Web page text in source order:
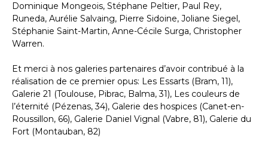
Dominique Mongeois, Stéphane Peltier, Paul Rey,
Runeda, Aurélie Salvaing, Pierre Sidoine, Joliane Siegel,
Stéphanie Saint-Martin, Anne-Cécile Surga, Christopher
Warren.
Et merci à nos galeries partenaires d’avoir contribué à la
réalisation de ce premier opus: Les Essarts (Bram, 11),
Galerie 21 (Toulouse, Pibrac, Balma, 31), Les couleurs de
l’éternité (Pézenas, 34), Galerie des hospices (Canet-en-
Roussillon, 66), Galerie Daniel Vignal (Vabre, 81), Galerie du
Fort (Montauban, 82)